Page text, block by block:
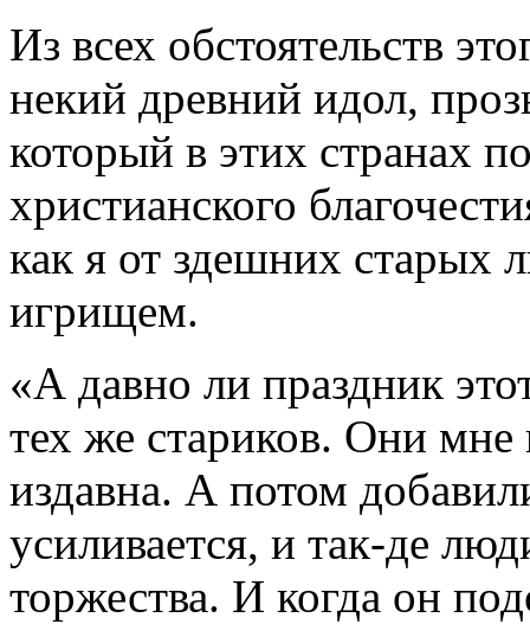
Из всех обстоятельств
некий древний идол,
который в этих странах
христианского
как я от здешних старых
игрищем.
«А давно ли праздник
тех же стариков. Они мне
издавна. А потом
усиливается, и так-де
торжества. И когда он